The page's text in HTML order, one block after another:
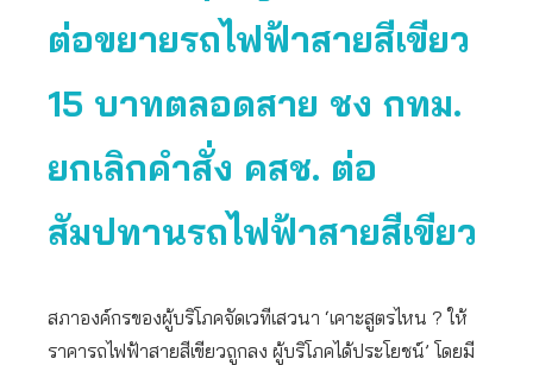
ต่อขยายรถไฟฟ้าสายสีเขียว
15 บาทตลอดสาย ชง กทม.
ยกเลิกคำสั่ง คสช. ต่อ
สัมปทานรถไฟฟ้าสายสีเขียว
สภาองค์กรของผู้บริโภคจัดเวทีเสวนา ‘เคาะสูตรไหน ? ให้
ราคารถไฟฟ้าสายสีเขียวถูกลง ผู้บริโภคได้ประโยชน์’ โดยมี